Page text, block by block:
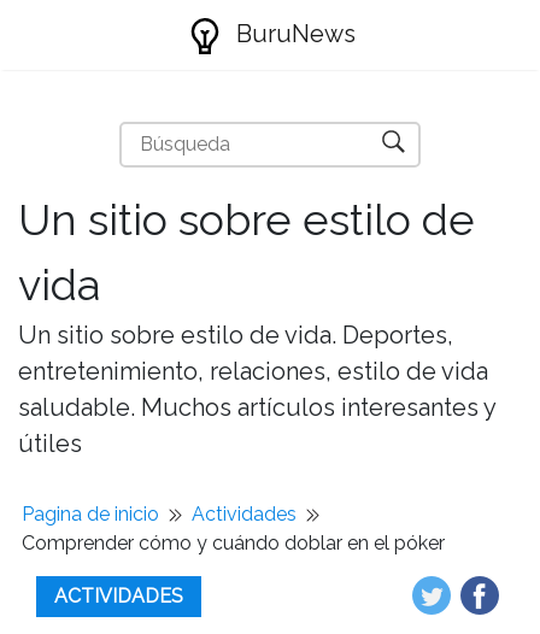
BuruNews
Un sitio sobre estilo de
vida
Un sitio sobre estilo de vida. Deportes,
entretenimiento, relaciones, estilo de vida
saludable. Muchos artículos interesantes y
útiles
Pagina de inicio
Actividades
Comprender cómo y cuándo doblar en el póker
ACTIVIDADES